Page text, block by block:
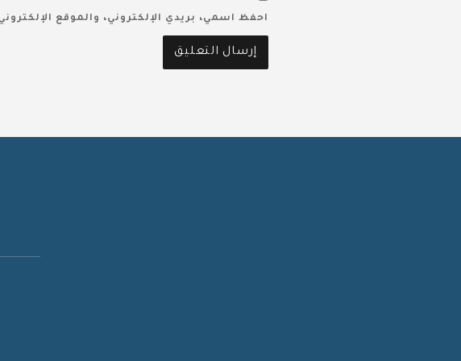
احفظ اسمي، بريدي الإلكتروني، والموقع